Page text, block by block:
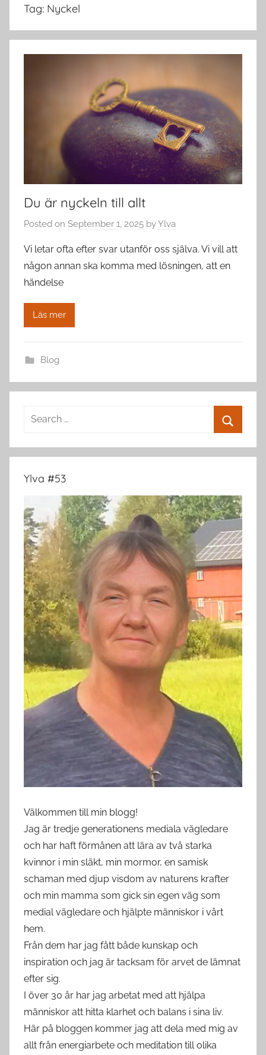
Tag: Nyckel
Du är nyckeln till allt
Posted on September 1, 2025 byYlva
Vi letar ofta efter svar utanför oss själva. Vi vill att
någon annan ska komma med lösningen, att en
händelse
Läs mer
Blog
Search
Ylva #53
Välkommen till min blogg!
Jag är tredje generationens mediala vägledare
och har haft förmånen att lära av två starka
kvinnor i min släkt, min mormor, en samisk
schaman med djup visdom av naturens krafter
och min mamma som gick sin egen väg som
medial vägledare och hjälpte människor i vårt
hem.
Från dem har jag fått både kunskap och
inspiration och jag är tacksam för arvet de lämnat
efter sig.
I över 30 år har jag arbetat med att hjälpa
människor att hitta klarhet och balans i sina liv.
Här på bloggen kommer jag att dela med mig av
allt från energiarbete och meditation till olika